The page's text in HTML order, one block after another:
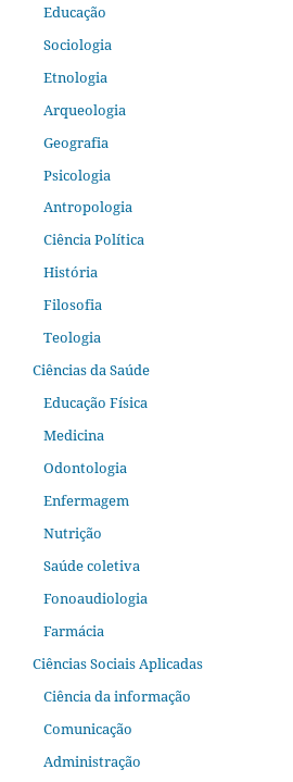
Educação
Sociologia
Etnologia
Arqueologia
Geografia
Psicologia
Antropologia
Ciência Política
História
Filosofia
Teologia
Ciências da Saúde
Educação Física
Medicina
Odontologia
Enfermagem
Nutrição
Saúde coletiva
Fonoaudiologia
Farmácia
Ciências Sociais Aplicadas
Ciência da informação
Comunicação
Administração